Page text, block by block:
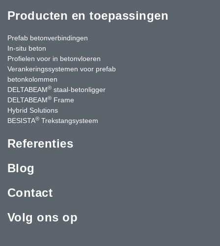
Producten en toepassingen
Prefab betonverbindingen
In-situ beton
Profielen voor in betonvloeren
Verankeringssystemen voor prefab
betonkolommen
DELTABEAM® staal-betonligger
DELTABEAM® Frame
Hybrid Solutions
BESISTA® Trekstangsysteem
Referenties
Blog
Contact
Volg ons op